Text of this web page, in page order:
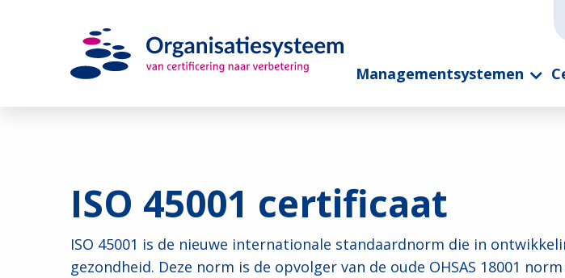
Managementsystemen
ISO 45001 certificaat
ISO 45001 is de nieuwe internationale standaardnorm die in
gezondheid. Deze norm is de opvolger van de oude OHSAS 18001